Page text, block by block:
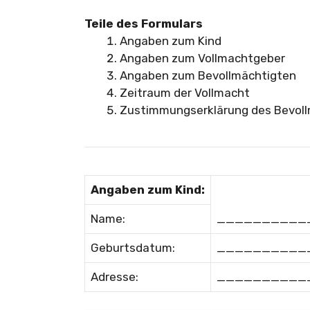
Teile des Formulars
Angaben zum Kind
Angaben zum Vollmachtgeber
Angaben zum Bevollmächtigten
Zeitraum der Vollmacht
Zustimmungserklärung des
Angaben zum Kind:
Name:
Geburtsdatum:
Adresse: